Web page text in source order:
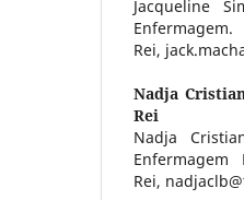
Jacqueline
Rei,
Nadja
Rei
Nadja
Rei,